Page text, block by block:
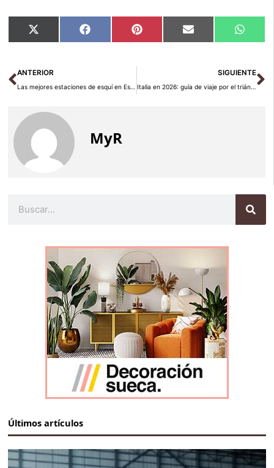
Compartir
en
X
(Twitter)
Compartir
en
Facebook Compartir
en
Pinterest Compartir
en
Email
en
Ant
ANTERIOR
Las mejores estaciones de esquí en España para 2026-2027
SIGUIENTE
Italia en 2026: guía de viaje por el triángulo clásico
MyR
Últimos artículos